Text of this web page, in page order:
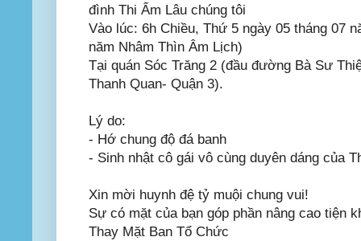
đình Thi Ẩm Lâu chúng tôi
Vào lúc: 6h Chiều, Thứ 5 ngày 05 tháng 07
năm Nhâm Thìn Âm Lịch)
Tại quán Sóc Trăng 2 (đầu đường Bà Sư
Thanh Quan- Quận 3).
Lý do:
- Hớ chung độ đá banh
- Sinh nhật cô gái vô cùng duyên dáng của
Xin mời huynh đệ tỷ muội chung vui!
Sự có mặt của bạn góp phần nâng cao tiện
Thay Mặt Ban Tổ Chức